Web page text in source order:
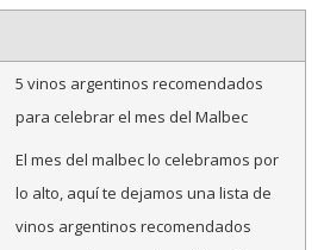
5 vinos argentinos recomendados
para celebrar el mes del Malbec
El mes del malbec lo celebramos por
lo alto, aquí te dejamos una lista de
vinos argentinos recomendados